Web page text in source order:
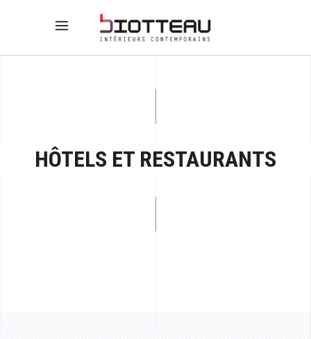
HÔTELS ET RESTAURANTS